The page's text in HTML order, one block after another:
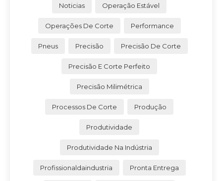
Noticias Operação Estável
Operações De Corte Performance
Pneus Precisão Precisão De Corte
Precisão E Corte Perfeito
Precisão Milimétrica
Processos De Corte Produção
Produtividade
Produtividade Na Indústria
Profissionaldaindustria Pronta Entrega